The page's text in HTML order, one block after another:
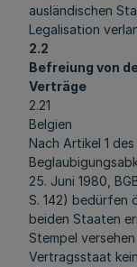
ausländischen
Legalisation
2.2
Befreiung von
Verträge
2.21
Belgien
Nach Artikel 1
25. Juni 1980,
S. 142) bedürfen
beiden Staaten
Stempel
Vertragsstaat